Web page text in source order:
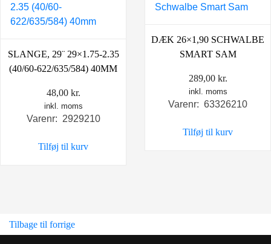
SLANGE, 29¨ 29×1.75-2.35
(40/60-622/635/584) 40MM
48,00 kr.
inkl. moms
Varenr: 2929210
Tilføj til kurv
DÆK 26×1,90 SCHWALBE
SMART SAM
289,00 kr.
inkl. moms
Varenr: 63326210
Tilføj til kurv
Tilbage til forrige